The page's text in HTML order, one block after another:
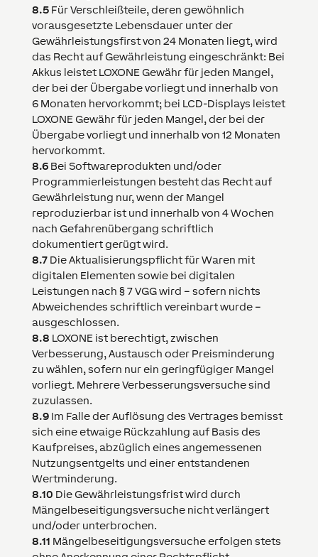
8.5 Für Verschleißteile, deren gewöhnlich
vorausgesetzte Lebensdauer unter der
Gewährleistungsfirst von 24 Monaten liegt, wird
das Recht auf Gewährleistung eingeschränkt: Bei
Akkus leistetLOXONE Gewähr für jeden Mangel,
der bei der Übergabe vorliegt und innerhalb von
6 Monaten hervorkommt; bei LCD-Displays leistet
LOXONE Gewähr für jeden Mangel, der bei der
Übergabe vorliegt und innerhalb von 12 Monaten
hervorkommt.
8.6 Bei Softwareprodukten und/oder
Programmierleistungen besteht das Recht auf
Gewährleistung nur, wenn der Mangel
reproduzierbar ist und innerhalb von 4 Wochen
nach Gefahrenübergang schriftlich
dokumentiert gerügt wird.
8.7 Die Aktualisierungspflicht für Waren mit
digitalen Elementen sowie bei digitalen
Leistungen nach § 7 VGG wird – sofern nichts
Abweichendes schriftlich vereinbart wurde –
ausgeschlossen.
8.8 LOXONE ist berechtigt, zwischen
Verbesserung, Austausch oder Preisminderung
zu wählen, sofern nur ein geringfügiger Mangel
vorliegt. Mehrere Verbesserungsversuche sind
zuzulassen.
8.9 Im Falle der Auflösung des Vertrages bemisst
sich eine etwaige Rückzahlung auf Basis des
Kaufpreises, abzüglich eines angemessenen
Nutzungsentgelts und einer entstandenen
Wertminderung.
8.10 Die Gewährleistungsfrist wird durch
Mängelbeseitigungsversuche nicht verlängert
und/oder unterbrochen.
8.11 Mängelbeseitigungsversuche erfolgen stets